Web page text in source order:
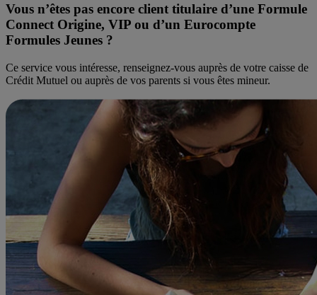
Vous n’êtes pas encore client titulaire d’une Formule
Connect Origine, VIP ou d’un Eurocompte
Formules Jeunes ?
Ce service vous intéresse, renseignez-vous auprès de votre caisse de
Crédit Mutuel ou auprès de vos parents si vous êtes mineur.